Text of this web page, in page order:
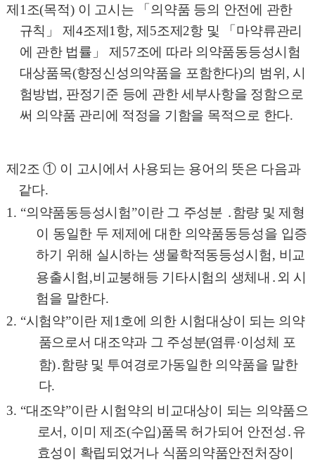
제 1 조(목적) 이 고시는 「 의약품 등의 안전에 관한
규칙 」제 4조제 1 항,제 5조제 2항 및 「 마약류관리
에 관한 법률 」 제 57조에 따라 의약품동등성시험
대상품목(향정신성의약품을 포함한다)의 범위 , 시
험방법, 판정기준 등에 관한 세부사항을 정함으로
써 의약품 관리에 적정을 기함을 목적으로 한다.
제 2조① 이 고시에서 사용되는 용어의 뜻은 다음과
같다.
1. “의약품동등성시험”이란 그 주성분 ․함량 및 제형
이 동일한 두 제제에 대한 의약품동등성을 입증
하기 위해 실시하는 생물학적동등성시험, 비교
용출시험,비교붕해등 기타시험의 생체내 ․외 시
험을 말한다.
2. “시험약”이란 제 1 호에 의한 시험대상이 되는 의약
품으로서 대조약과 그 주성분(염류·이성체 포
함)․함량 및 투여경로가동일한 의약품을 말한
다.
3. “대조약”이란 시험약의 비교대상이 되는 의약품으
로서, 이미 제조(수입)품목 허가되어 안전성 ․유
효성이 확립되었거나 식품의약품안전처장이